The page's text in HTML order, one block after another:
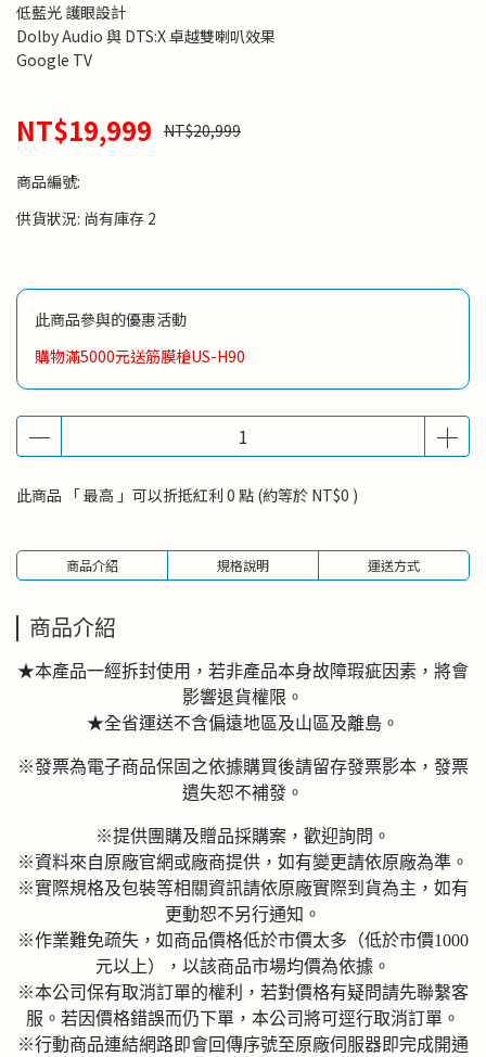
低藍光 護眼設計
Dolby Audio 與 DTS:X 卓越雙喇叭效果
Google TV
NT$19,999 NT$20,999
商品編號:
供貨狀況: 尚有庫存 2
此商品參與的優惠活動
購物滿5000元送筋膜槍US-H90
此商品 「 最高 」可以折抵紅利 0 點 (約等於 NT$0 )
商品介紹 規格說明 運送方式
商品介紹
★本產品一經拆封使用，若非產品本身故障瑕疵因素，將會
影響退貨權限。
★全省運送不含偏遠地區及山區及離島。
※發票為電子商品保固之依據購買後請留存發票影本，發票
遺失恕不補發。
※提供團購及贈品採購案，歡迎詢問。
※資料來自原廠官網或廠商提供，如有變更請依原廠為準。
※實際規格及包裝等相關資訊請依原廠實際到貨為主，如有
更動恕不另行通知。
※作業難免疏失，如商品價格低於市價太多（低於市價1000
元以上），以該商品市場均價為依據。
※本公司保有取消訂單的權利，若對價格有疑問請先聯繫客
服。若因價格錯誤而仍下單，本公司將可逕行取消訂單。
※行動商品連結網路即會回傳序號至原廠伺服器即完成開通